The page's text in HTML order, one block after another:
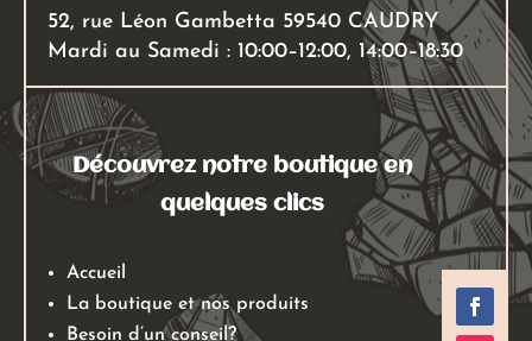
52, rue Léon Gambetta 59540 CAUDRY
Mardi au Samedi : 10:00–12:00, 14:00–18:30
Découvrez notre boutique en
quelques clics
Accueil
La boutique et nos produits
Besoin d’un conseil?